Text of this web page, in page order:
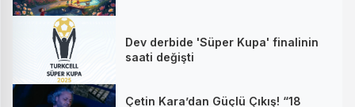
Dev derbide 'Süper Kupa' finalinin
saati değişti
Çetin Kara’dan Güçlü Çıkış! “18